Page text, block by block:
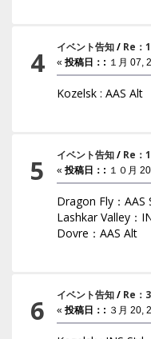
4 イベント告知 / Re：
«投稿日：: １月 07,
Kozelsk : AAS Alt
5 イベント告知 / Re：
«投稿日：: １０月
Dragon Fly：AAS
Lashkar Valley：
Dovre：AAS Alt
6 イベント告知 / Re：
«投稿日：: ３月 20,